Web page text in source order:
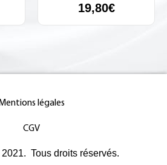
19,80€
légales
CGV
Tous droits réservés.